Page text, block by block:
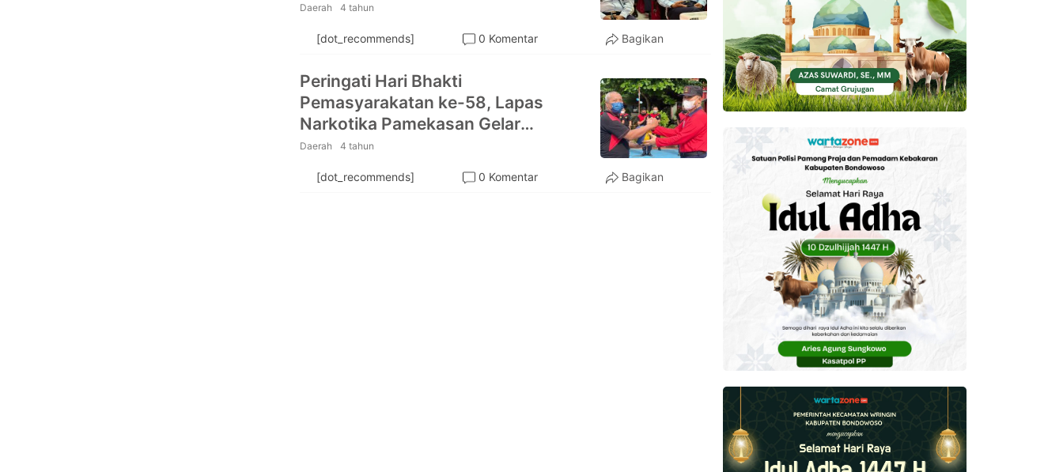
Daerah 4 tahun
[dot_recommends] 0 Komentar Bagikan
Peringati Hari Bhakti
Pemasyarakatan ke-58, Lapas
Narkotika Pamekasan Gelar
Porsenap
Daerah 4 tahun
[dot_recommends] 0 Komentar Bagikan